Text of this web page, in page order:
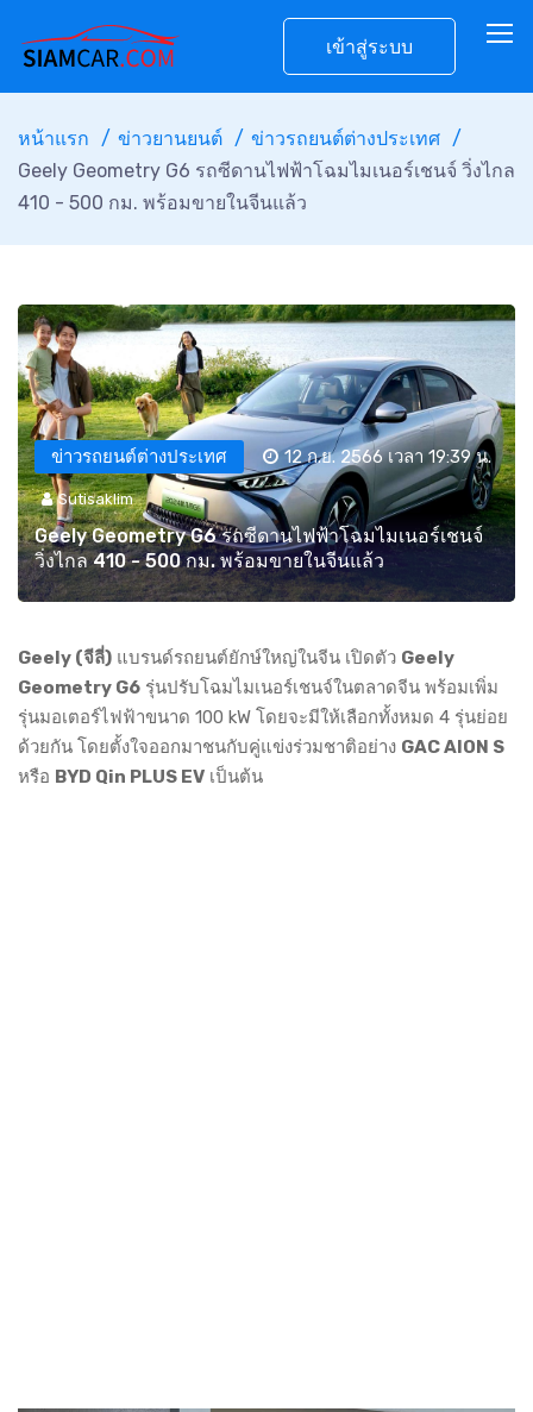
เข้าสู่ระบบ
หน้าแรก ข่าวยานยนต์
ข่าวรถยนต์ต่างประเทศ
Geely Geometry G6 รถซีดานไฟฟ้าโฉมไมเนอร์เชนจ์ วิ่งไกล
410 - 500 กม. พร้อมขายในจีนแล้ว
ข่าวรถยนต์ต่างประเทศ 12 ก.ย. 2566 เวลา 19:39 น.
Sutisaklim
Geely Geometry G6 รถซีดานไฟฟ้าโฉมไมเนอร์เชนจ์
วิ่งไกล 410 - 500 กม. พร้อมขายในจีนแล้ว
Geely (จีลี่) แบรนด์รถยนต์ยักษ์ใหญ่ในจีน เปิดตัว Geely
Geometry G6 รุ่นปรับโฉมไมเนอร์เชนจ์ในตลาดจีน พร้อมเพิ่ม
รุ่นมอเตอร์ไฟฟ้าขนาด 100 kW โดยจะมีให้เลือกทั้งหมด 4 รุ่นย่อย
ด้วยกัน โดยตั้งใจออกมาชนกับคู่แข่งร่วมชาติอย่าง GAC AION S
หรือ BYD Qin PLUS EV เป็นต้น